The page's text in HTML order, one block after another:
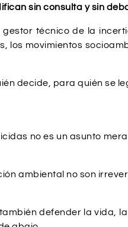
sin consulta y sin
técnico de la
movimientos
decide, para quién se
no es un asunto
ambiental no son
defender la vida,